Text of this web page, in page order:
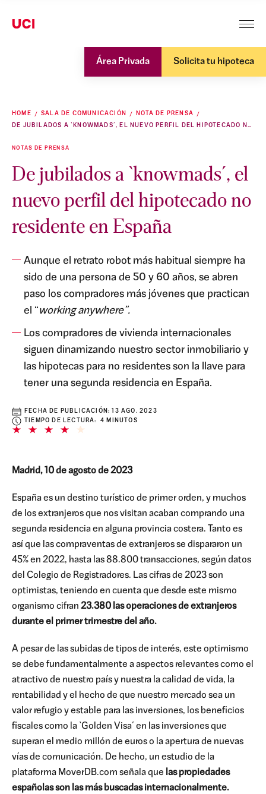
Área Privada Solicita tu hipoteca
HOME SALA DE COMUNICACIÓN
NOTA DE PRENSA
DE JUBILADOS A `KNOWMADS´, EL NUEVO PERFIL DEL HIPOTECADO NO RESIDENTE EN ESPAÑA
NOTAS DE PRENSA
De jubilados a `knowmads´, el
nuevo perfil del hipotecado no
residente en España
Aunque el retrato robot más habitual siempre ha
sido de una persona de 50 y 60 años, se abren
paso los compradores más jóvenes que practican
el “working anywhere”.
Los compradores de vivienda internacionales
siguen dinamizando nuestro sector inmobiliario y
las hipotecas para no residentes son la llave para
tener una segunda residencia en España.
FECHA DE PUBLICACIÓN:13 AGO. 2023
TIEMPO DE LECTURA: 4 MINUTOS
Madrid, 10 de agosto de 2023
España es un destino turístico de primer orden, y muchos
de los extranjeros que nos visitan acaban comprando una
segunda residencia en alguna provincia costera. Tanto es
así que las compraventas de extranjeros se dispararon un
45% en 2022, hasta las 88.800 transacciones, según datos
del Colegio de Registradores. Las cifras de 2023 son
optimistas, teniendo en cuenta que desde este mismo
organismo cifran 23.380 las operaciones de extranjeros
durante el primer trimestre del año.
A pesar de las subidas de tipos de interés, este optimismo
se debe fundamentalmente a aspectos relevantes como el
atractivo de nuestro país y nuestra la calidad de vida, la
rentabilidad y el hecho de que nuestro mercado sea un
valor refugio y estable para las inversiones, los beneficios
fiscales como la `Golden Visa´ en las inversiones que
superan el medio millón de euros o la apertura de nuevas
vías de comunicación. De hecho, un estudio de la
plataforma MoverDB.com señala que las propiedades
españolas son las más buscadas internacionalmente.